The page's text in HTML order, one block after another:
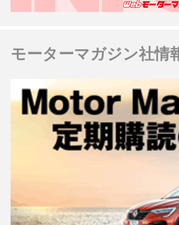
モーターマガジン社情